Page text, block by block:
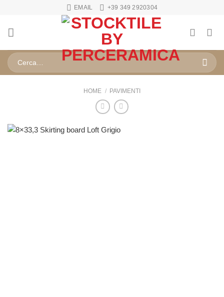
contenuti
EMAIL +39 349 2920304
Cerca:
HOME / PAVIMENTI